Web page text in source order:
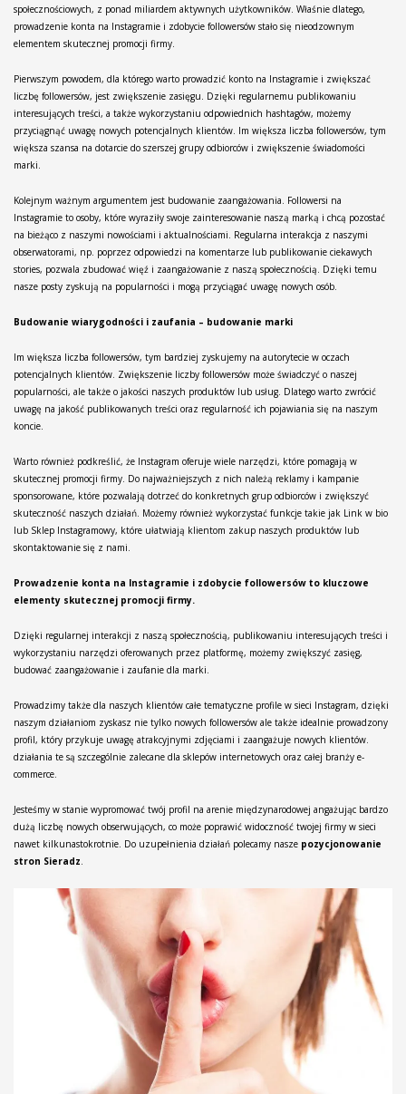
społecznościowych, z ponad miliardem aktywnych użytkowników. Właśnie dlatego,
prowadzenie konta na Instagramie i zdobycie followersów stało się nieodzownym
elementem skutecznej promocji firmy.
Pierwszym powodem, dla którego warto prowadzić konto na Instagramie i zwiększać
liczbę followersów, jest zwiększenie zasięgu. Dzięki regularnemu publikowaniu
interesujących treści, a także wykorzystaniu odpowiednich hashtagów, możemy
przyciągnąć uwagę nowych potencjalnych klientów. Im większa liczba followersów, tym
większa szansa na dotarcie do szerszej grupy odbiorców i zwiększenie świadomości
marki.
Kolejnym ważnym argumentem jest budowanie zaangażowania. Followersi na
Instagramie to osoby, które wyraziły swoje zainteresowanie naszą marką i chcą pozostać
na bieżąco z naszymi nowościami i aktualnościami. Regularna interakcja z naszymi
obserwatorami, np. poprzez odpowiedzi na komentarze lub publikowanie ciekawych
stories, pozwala zbudować więź i zaangażowanie z naszą społecznością. Dzięki temu
nasze posty zyskują na popularności i mogą przyciągać uwagę nowych osób.
Budowanie wiarygodności i zaufania – budowanie marki
Im większa liczba followersów, tym bardziej zyskujemy na autorytecie w oczach
potencjalnych klientów. Zwiększenie liczby followersów może świadczyć o naszej
popularności, ale także o jakości naszych produktów lub usług. Dlatego warto zwrócić
uwagę na jakość publikowanych treści oraz regularność ich pojawiania się na naszym
koncie.
Warto również podkreślić, że Instagram oferuje wiele narzędzi, które pomagają w
skutecznej promocji firmy. Do najważniejszych z nich należą reklamy i kampanie
sponsorowane, które pozwalają dotrzeć do konkretnych grup odbiorców i zwiększyć
skuteczność naszych działań. Możemy również wykorzystać funkcje takie jak Link w bio
lub Sklep Instagramowy, które ułatwiają klientom zakup naszych produktów lub
skontaktowanie się z nami.
Prowadzenie konta na Instagramie i zdobycie followersów to kluczowe
elementy skutecznej promocji firmy.
Dzięki regularnej interakcji z naszą społecznością, publikowaniu interesujących treści i
wykorzystaniu narzędzi oferowanych przez platformę, możemy zwiększyć zasięg,
budować zaangażowanie i zaufanie dla marki.
Prowadzimy także dla naszych klientów całe tematyczne profile w sieci Instagram, dzięki
naszym działaniom zyskasz nie tylko nowych followersów ale także idealnie prowadzony
profil, który przykuje uwagę atrakcyjnymi zdjęciami i zaangażuje nowych klientów.
działania te są szczególnie zalecane dla sklepów internetowych oraz całej branży e-
commerce.
Jesteśmy w stanie wypromować twój profil na arenie międzynarodowej angażując bardzo
dużą liczbę nowych obserwujących, co może poprawić widoczność twojej firmy w sieci
nawet kilkunastokrotnie. Do uzupełnienia działań polecamy nasze pozycjonowanie
stron Sieradz.